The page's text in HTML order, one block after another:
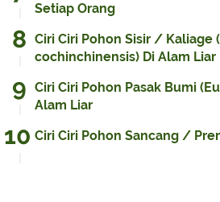
Setiap Orang
Ciri Ciri Pohon Sisir / Kaliage
cochinchinensis) Di Alam Liar
Ciri Ciri Pohon Pasak Bumi
Alam Liar
Ciri Ciri Pohon Sancang /